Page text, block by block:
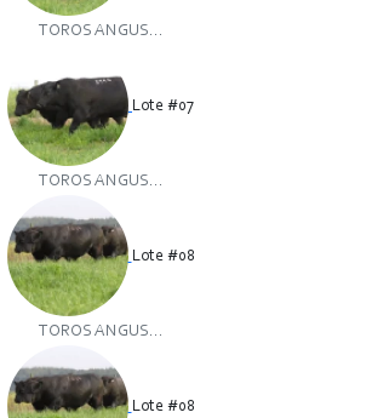
TOROS ANGUS...
Lote #07
TOROS ANGUS...
Lote #08
TOROS ANGUS...
Lote #08